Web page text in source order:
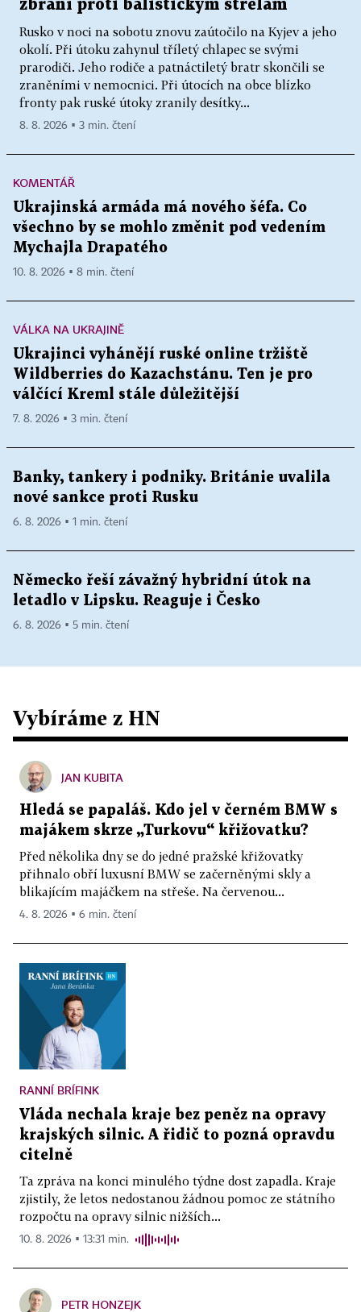
zbraní proti balistickým střelám
Rusko v noci na sobotu znovu zaútočilo na Kyjev a jeho
okolí. Při útoku zahynul tříletý chlapec se svými
prarodiči. Jeho rodiče a patnáctiletý bratr skončili se
zraněními v nemocnici. Při útocích na obce blízko
fronty pak ruské útoky zranily desítky...
8. 8. 2026 ▪ 3 min. čtení
KOMENTÁŘ
Ukrajinská armáda má nového šéfa. Co
všechno by se mohlo změnit pod vedením
Mychajla Drapatého
10. 8. 2026 ▪ 8 min. čtení
VÁLKA NA UKRAJINĚ
Ukrajinci vyhánějí ruské online tržiště
Wildberries do Kazachstánu. Ten je pro
válčící Kreml stále důležitější
7. 8. 2026 ▪ 3 min. čtení
Banky, tankery i podniky. Británie uvalila
nové sankce proti Rusku
6. 8. 2026 ▪ 1 min. čtení
Německo řeší závažný hybridní útok na
letadlo v Lipsku. Reaguje i Česko
6. 8. 2026 ▪ 5 min. čtení
Vybíráme z HN
JAN KUBITA
Hledá se papaláš. Kdo jel v černém BMW s
majákem skrze „Turkovu“ křižovatku?
Před několika dny se do jedné pražské křižovatky
přihnalo obří luxusní BMW se začerněnými skly a
blikajícím majáčkem na střeše. Na červenou...
4. 8. 2026 ▪ 6 min. čtení
RANNÍ BRÍFINK
Vláda nechala kraje bez peněz na opravy
krajských silnic. A řidič to pozná opravdu
citelně
Ta zpráva na konci minulého týdne dost zapadla. Kraje
zjistily, že letos nedostanou žádnou pomoc ze státního
rozpočtu na opravy silnic nižších...
10. 8. 2026 ▪ 13:31 min.
PETR HONZEJK